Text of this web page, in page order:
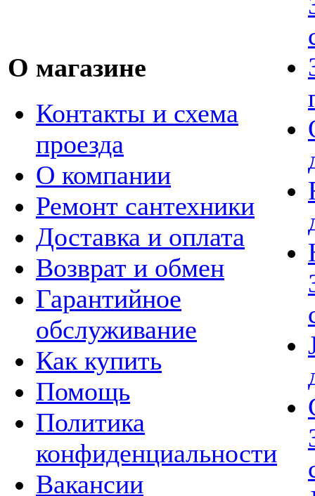
О магазине
Контакты и схема
проезда
О компании
Ремонт сантехники
Доставка и оплата
Возврат и обмен
Гарантийное
обслуживание
Как купить
Помощь
Политика
конфиденциальности
Вакансии